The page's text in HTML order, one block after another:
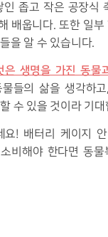
좁고 작은 공장식
웁니다. 또한 일부
을 알 수 있습니다.
생명을 가진 동물
들의 삶을 생각하
수 있을 것이라 기
! 배터리 케이지
비해야 한다면 동